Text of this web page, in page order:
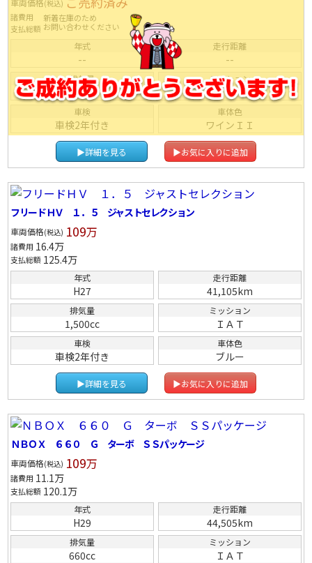
(税込)
諸費用
支払総額
新着在庫のため
お問い合わせください
年式
--
走行距離
--
排気量
--
ミッション
ＩＡＴ
車検
車検2年付き
車体色
ワインＩＩ
▶詳細を見る ▶お気に入りに追加
フリードＨＶ １．５ ジャストセレクション
車両価格(税込) 109万
諸費用 16.4万
支払総額 125.4万
年式
H27
走行距離
41,105km
排気量
1,500cc
ミッション
ＩＡＴ
車検
車検2年付き
車体色
ブルー
▶詳細を見る ▶お気に入りに追加
ＮＢＯＸ ６６０ Ｇ ターボ ＳＳパッケージ
車両価格(税込) 109万
諸費用 11.1万
支払総額 120.1万
年式
H29
走行距離
44,505km
排気量
660cc
ミッション
ＩＡＴ